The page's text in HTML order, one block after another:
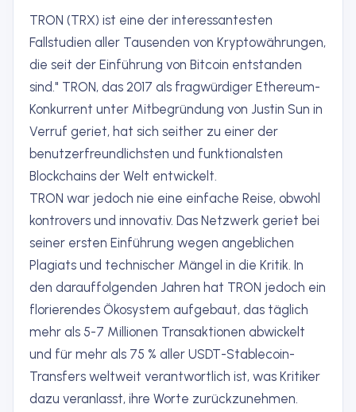
TRON (TRX) ist eine der interessantesten
Fallstudien aller Tausenden von Kryptowährungen,
die seit der Einführung von Bitcoin entstanden
sind." TRON, das 2017 als fragwürdiger Ethereum-
Konkurrent unter Mitbegründung von Justin Sun in
Verruf geriet, hat sich seither zu einer der
benutzerfreundlichsten und funktionalsten
Blockchains der Welt entwickelt.
TRON war jedoch nie eine einfache Reise, obwohl
kontrovers und innovativ. Das Netzwerk geriet bei
seiner ersten Einführung wegen angeblichen
Plagiats und technischer Mängel in die Kritik. In
den darauffolgenden Jahren hat TRON jedoch ein
florierendes Ökosystem aufgebaut, das täglich
mehr als 5-7 Millionen Transaktionen abwickelt
und für mehr als 75 % aller USDT-Stablecoin-
Transfers weltweit verantwortlich ist, was Kritiker
dazu veranlasst, ihre Worte zurückzunehmen.